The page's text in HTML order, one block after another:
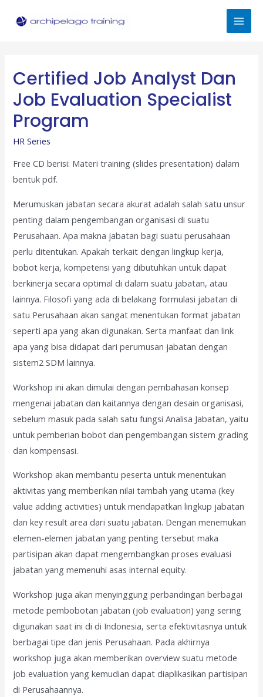
Certified Job Analyst Dan
Job Evaluation Specialist
Program
HR Series
Free CD berisi: Materi training (slides presentation) dalam
bentuk pdf.
Merumuskan jabatan secara akurat adalah salah satu unsur
penting dalam pengembangan organisasi di suatu
Perusahaan. Apa makna jabatan bagi suatu perusahaan
perlu ditentukan. Apakah terkait dengan lingkup kerja,
bobot kerja, kompetensi yang dibutuhkan untuk dapat
berkinerja secara optimal di dalam suatu jabatan, atau
lainnya. Filosofi yang ada di belakang formulasi jabatan di
satu Perusahaan akan sangat menentukan format jabatan
seperti apa yang akan digunakan. Serta manfaat dan link
apa yang bisa didapat dari perumusan jabatan dengan
sistem2 SDM lainnya.
Workshop ini akan dimulai dengan pembahasan konsep
mengenai jabatan dan kaitannya dengan desain organisasi,
sebelum masuk pada salah satu fungsi Analisa Jabatan, yaitu
untuk pemberian bobot dan pengembangan sistem grading
dan kompensasi.
Workshop akan membantu peserta untuk menentukan
aktivitas yang memberikan nilai tambah yang utama (key
value adding activities) untuk mendapatkan lingkup jabatan
dan key result area dari suatu jabatan. Dengan menemukan
elemen-elemen jabatan yang penting tersebut maka
partisipan akan dapat mengembangkan proses evaluasi
jabatan yang memenuhi asas internal equity.
Workshop juga akan menyinggung perbandingan berbagai
metode pembobotan jabatan (job evaluation) yang sering
digunakan saat ini di di Indonesia, serta efektivitasnya untuk
berbagai tipe dan jenis Perusahaan. Pada akhirnya
workshop juga akan memberikan overview suatu metode
job evaluation yang kemudian dapat diaplikasikan partisipan
di Perusahaannya.